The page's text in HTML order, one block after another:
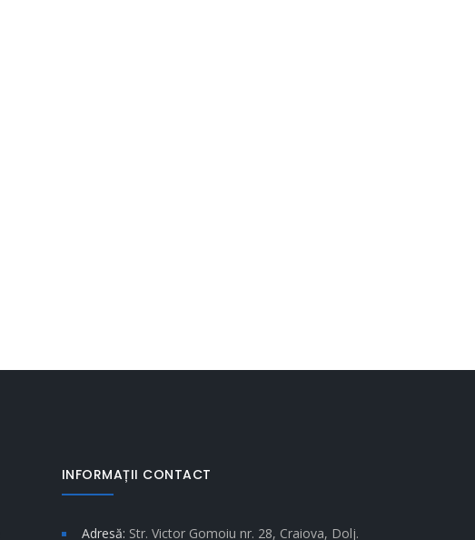
INFORMAȚII CONTACT
Adresă: Str. Victor Gomoiu nr. 28, Craiova, Dolj.